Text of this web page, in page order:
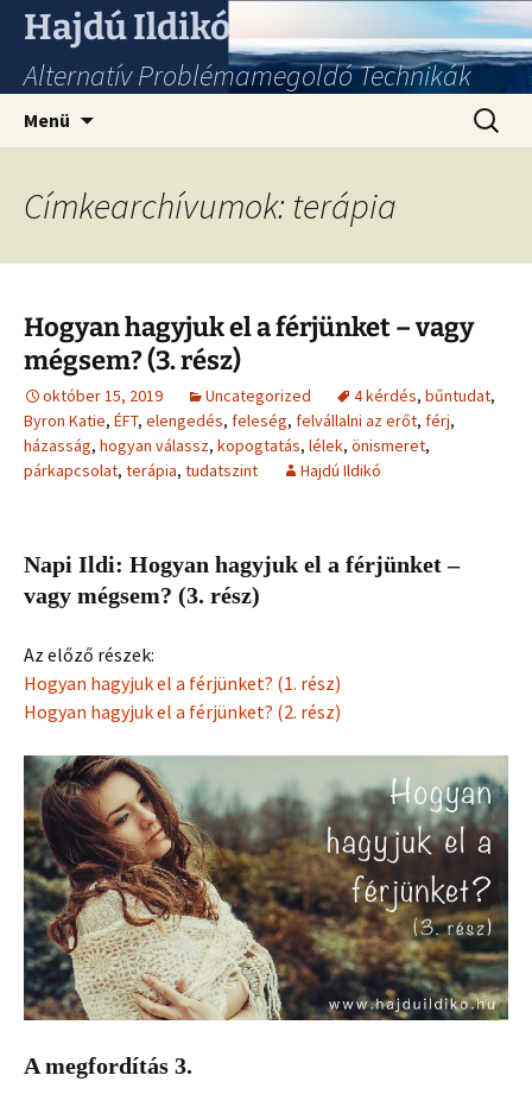
Hajdú Ildikó
Alternatív Problémamegoldó Technikák
Menü
Címkearchívumok: terápia
Hogyan hagyjuk el a férjünket – vagy
mégsem? (3. rész)
október 15, 2019 Uncategorized 4 kérdés, bűntudat,
Byron Katie, ÉFT, elengedés, feleség, felvállalni az erőt, férj,
házasság, hogyan válassz, kopogtatás, lélek, önismeret,
párkapcsolat, terápia, tudatszint Hajdú Ildikó
Napi Ildi: Hogyan hagyjuk el a férjünket –
vagy mégsem? (3. rész)
Az előző részek:
Hogyan hagyjuk el a férjünket? (1. rész)
Hogyan hagyjuk el a férjünket? (2. rész)
A megfordítás 3.